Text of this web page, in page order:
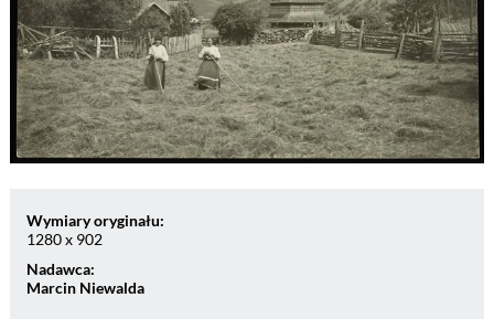
Wymiary oryginału:
1280 x 902
Nadawca:
Marcin Niewalda